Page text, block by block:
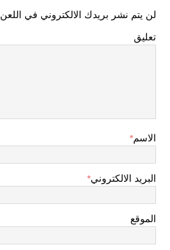
لن يتم نشر بريدك الالكتروني في اللعن
تعليق
الاسم*
البريد الالكتروني*
الموقع